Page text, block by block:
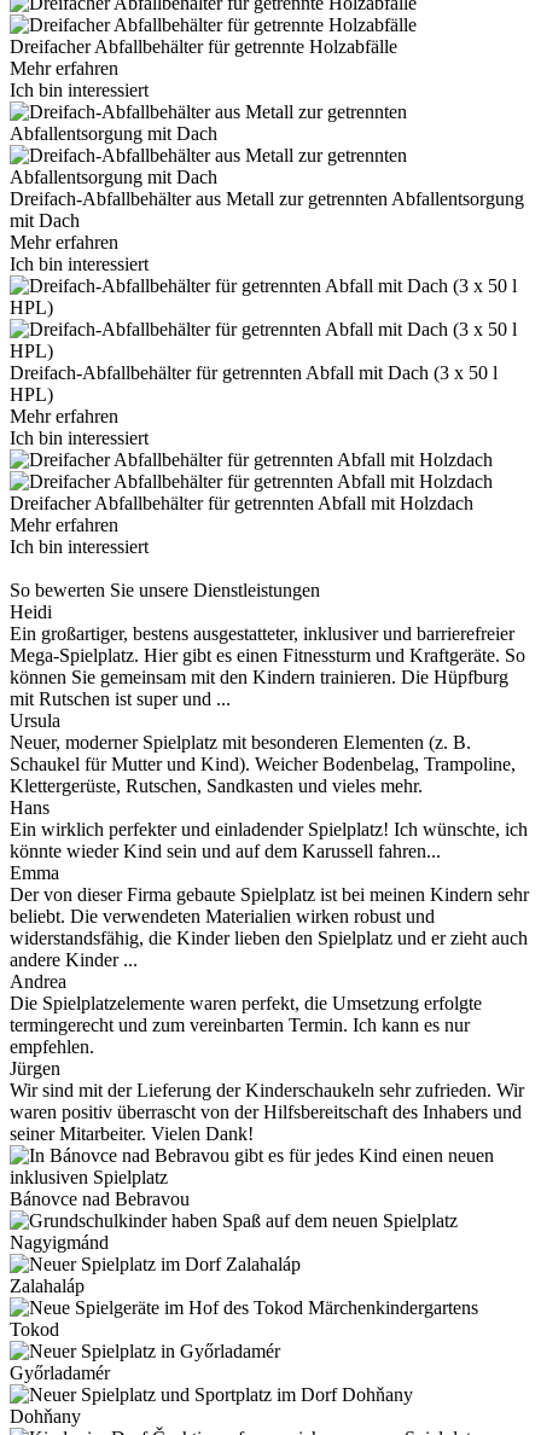
Dreifacher Abfallbehälter für getrennte Holzabfälle
Mehr erfahren
Ich bin interessiert
Dreifach-Abfallbehälter aus Metall zur getrennten Abfallentsorgung
mit Dach
Mehr erfahren
Ich bin interessiert
Dreifach-Abfallbehälter für getrennten Abfall mit Dach (3 x 50 l
HPL)
Mehr erfahren
Ich bin interessiert
Dreifacher Abfallbehälter für getrennten Abfall mit Holzdach
Mehr erfahren
Ich bin interessiert
So bewerten Sie unsere Dienstleistungen
Heidi
Ein großartiger, bestens ausgestatteter, inklusiver und barrierefreier
Mega-Spielplatz. Hier gibt es einen Fitnessturm und Kraftgeräte. So
können Sie gemeinsam mit den Kindern trainieren. Die Hüpfburg
mit Rutschen ist super und ...
Ursula
Neuer, moderner Spielplatz mit besonderen Elementen (z. B.
Schaukel für Mutter und Kind). Weicher Bodenbelag, Trampoline,
Klettergerüste, Rutschen, Sandkasten und vieles mehr.
Hans
Ein wirklich perfekter und einladender Spielplatz! Ich wünschte, ich
könnte wieder Kind sein und auf dem Karussell fahren...
Emma
Der von dieser Firma gebaute Spielplatz ist bei meinen Kindern sehr
beliebt. Die verwendeten Materialien wirken robust und
widerstandsfähig, die Kinder lieben den Spielplatz und er zieht auch
andere Kinder ...
Andrea
Die Spielplatzelemente waren perfekt, die Umsetzung erfolgte
termingerecht und zum vereinbarten Termin. Ich kann es nur
empfehlen.
Jürgen
Wir sind mit der Lieferung der Kinderschaukeln sehr zufrieden. Wir
waren positiv überrascht von der Hilfsbereitschaft des Inhabers und
seiner Mitarbeiter. Vielen Dank!
Bánovce nad Bebravou
Nagyigmánd
Zalahaláp
Tokod
Győrladamér
Dohňany